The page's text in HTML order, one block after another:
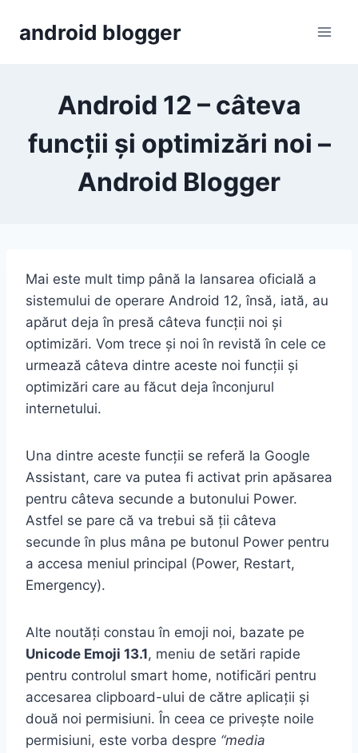
android blogger
Android 12 – câteva
funcții și optimizări noi –
Android Blogger
Mai este mult timp până la lansarea oficială a
sistemului de operare Android 12, însă, iată, au
apărut deja în presă câteva funcții noi și
optimizări. Vom trece și noi în revistă în cele ce
urmează câteva dintre aceste noi funcții și
optimizări care au făcut deja înconjurul
internetului.
Una dintre aceste funcții se referă la Google
Assistant, care va putea fi activat prin apăsarea
pentru câteva secunde a butonului Power.
Astfel se pare că va trebui să ții câteva
secunde în plus mâna pe butonul Power pentru
a accesa meniul principal (Power, Restart,
Emergency).
Alte noutăți constau în emoji noi, bazate pe
Unicode Emoji 13.1, meniu de setări rapide
pentru controlul smart home, notificări pentru
accesarea clipboard-ului de către aplicații și
două noi permisiuni. În ceea ce privește noile
permisiuni, este vorba despre “media